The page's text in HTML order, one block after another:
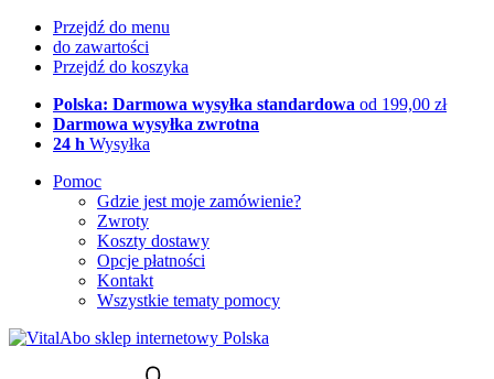
Przejdź do menu
do zawartości
Przejdź do koszyka
Polska: Darmowa wysyłka standardowa od 199,00 zł
Darmowa wysyłka zwrotna
24 h Wysyłka
Pomoc
Gdzie jest moje zamówienie?
Zwroty
Koszty dostawy
Opcje płatności
Kontakt
Wszystkie tematy pomocy